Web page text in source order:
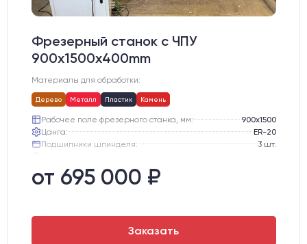
Фрезерный станок с ЧПУ
900x1500x400mm
Материалы для обработки:
Дерево Металл Пластик Камень
Рабочее поле фрезерного станка, мм:
900х1500
Цанга:
ER-20
Подшипники шпинделя:
3 шт.
Двигатели:
от 695 000 ₽
Заказать